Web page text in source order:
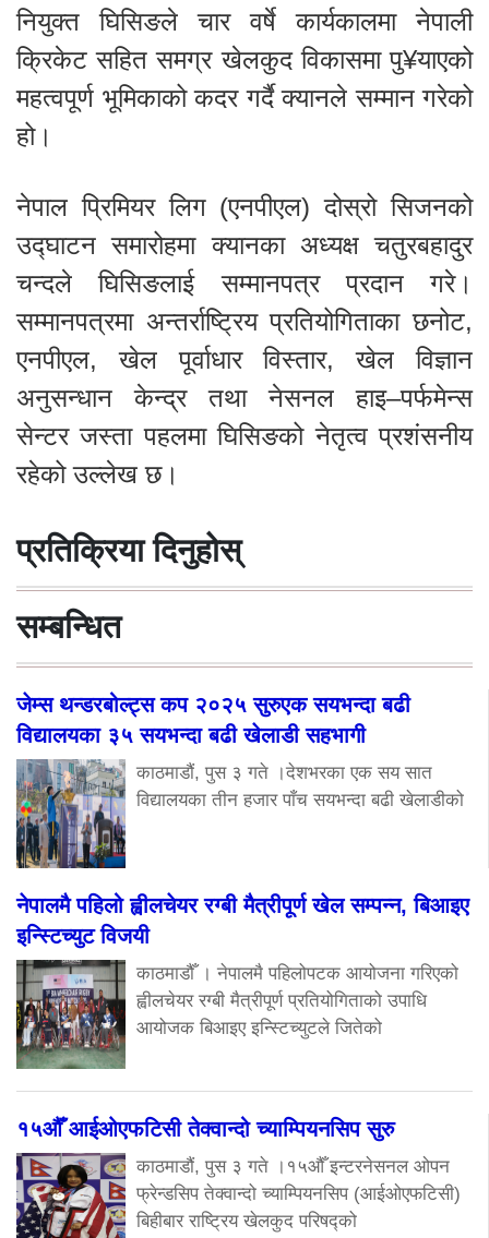
नियुक्त घिसिङले चार वर्षे कार्यकालमा नेपाली
क्रिकेट सहित समग्र खेलकुद विकासमा पु¥याएको
महत्वपूर्ण भूमिकाको कदर गर्दै क्यानले सम्मान गरेको
हो।
नेपाल प्रिमियर लिग (एनपीएल) दोस्रो सिजनको
उद्घाटन समारोहमा क्यानका अध्यक्ष चतुरबहादुर
चन्दले घिसिङलाई सम्मानपत्र प्रदान गरे।
सम्मानपत्रमा अन्तर्राष्ट्रिय प्रतियोगिताका छनोट,
एनपीएल, खेल पूर्वाधार विस्तार, खेल विज्ञान
अनुसन्धान केन्द्र तथा नेसनल हाइ–पर्फमेन्स
सेन्टर जस्ता पहलमा घिसिङको नेतृत्व प्रशंसनीय
रहेको उल्लेख छ।
प्रतिक्रिया दिनुहोस्
सम्बन्धित
जेम्स थन्डरबोल्ट्स कप २०२५ सुरुएक सयभन्दा बढी
विद्यालयका ३५ सयभन्दा बढी खेलाडी सहभागी
काठमाडौं, पुस ३ गते ।देशभरका एक सय सात
विद्यालयका तीन हजार पाँच सयभन्दा बढी खेलाडीको
नेपालमै पहिलो ह्वीलचेयर रग्बी मैत्रीपूर्ण खेल सम्पन्न, बिआइए
इन्स्टिच्युट विजयी
काठमाडौँ । नेपालमै पहिलोपटक आयोजना गरिएको
ह्वीलचेयर रग्बी मैत्रीपूर्ण प्रतियोगिताको उपाधि
आयोजक बिआइए इन्स्टिच्युटले जितेको
१५औँ आईओएफटिसी तेक्वान्दो च्याम्पियनसिप सुरु
काठमाडौं, पुस ३ गते ।१५औँ इन्टरनेसनल ओपन
फ्रेन्डसिप तेक्वान्दो च्याम्पियनसिप (आईओएफटिसी)
बिहीबार राष्ट्रिय खेलकुद परिषद्को